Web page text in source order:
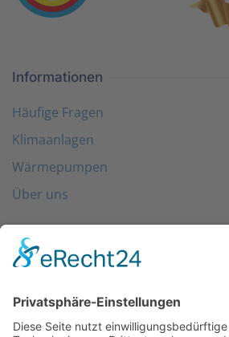
Informationen
Häufige Fragen
Klimaanlagen
Wärmepumpen
Über uns
Folgen Sie uns
Kontakt